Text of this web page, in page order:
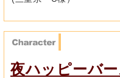
夜ハッピーバ